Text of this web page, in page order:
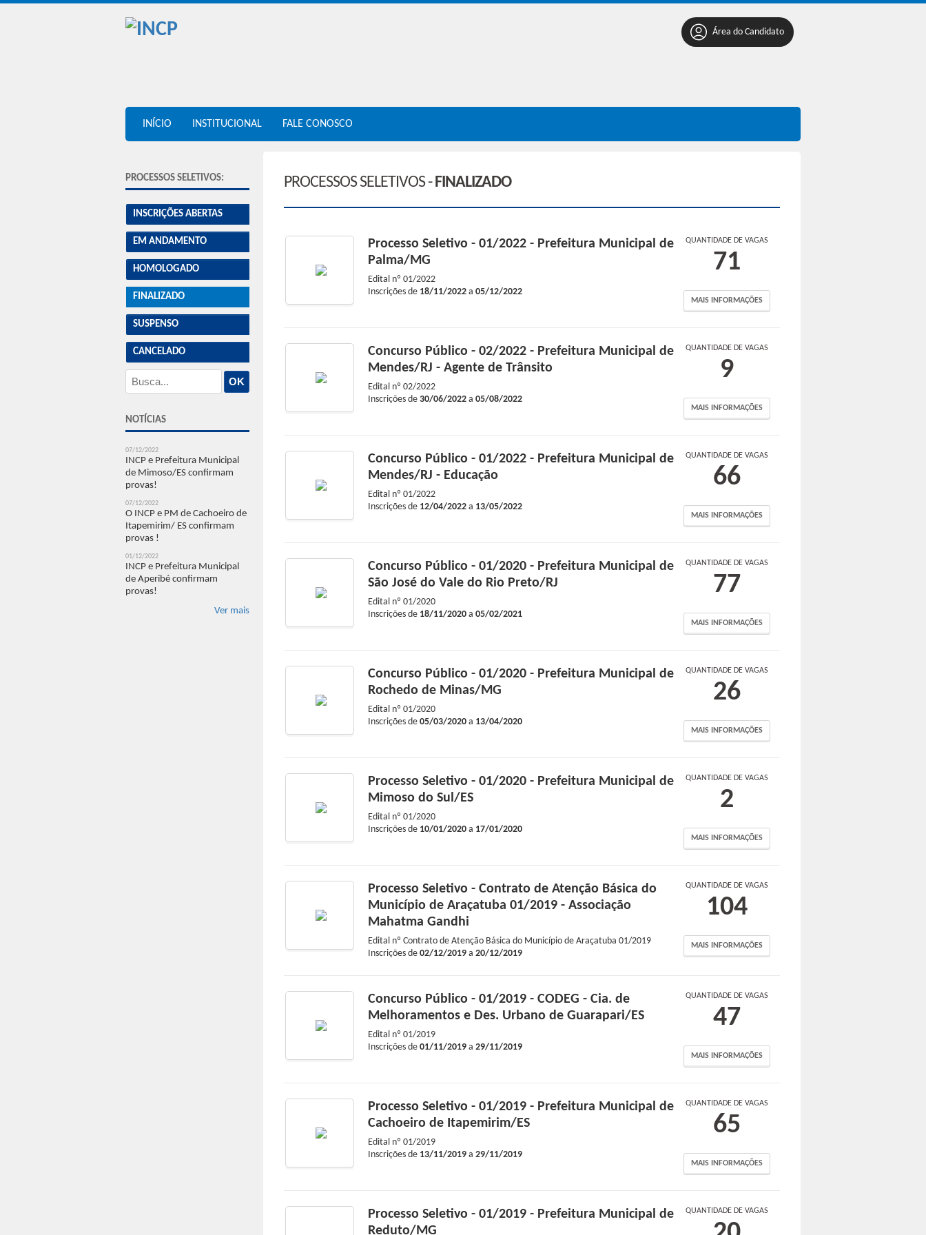
INÍCIO INSTITUCIONAL FALE CONOSCO
Área do Candidato
PROCESSOS SELETIVOS:
INSCRIÇÕES ABERTAS
EM ANDAMENTO
HOMOLOGADO
FINALIZADO
SUSPENSO
CANCELADO
OK
NOTÍCIAS
07/12/2022
INCP e Prefeitura Municipal
de Mimoso/ES confirmam
provas!
07/12/2022
O INCP e PM de Cachoeiro de
Itapemirim/ ES confirmam
provas !
01/12/2022
INCP e Prefeitura Municipal
de Aperibé confirmam
provas!
Ver mais
PROCESSOS SELETIVOS -FINALIZADO
Processo Seletivo - 01/2022 - Prefeitura Municipal de
Palma/MG
Edital nº 01/2022
Inscrições de 18/11/2022 a 05/12/2022
QUANTIDADE DE VAGAS
71
MAIS INFORMAÇÕES
Concurso Público - 02/2022 - Prefeitura Municipal de
Mendes/RJ - Agente de Trânsito
Edital nº 02/2022
Inscrições de 30/06/2022 a 05/08/2022
QUANTIDADE DE VAGAS
9
MAIS INFORMAÇÕES
Concurso Público - 01/2022 - Prefeitura Municipal de
Mendes/RJ - Educação
Edital nº 01/2022
Inscrições de 12/04/2022 a 13/05/2022
QUANTIDADE DE VAGAS
66
MAIS INFORMAÇÕES
Concurso Público - 01/2020 - Prefeitura Municipal de
São José do Vale do Rio Preto/RJ
Edital nº 01/2020
Inscrições de 18/11/2020 a 05/02/2021
QUANTIDADE DE VAGAS
77
MAIS INFORMAÇÕES
Concurso Público - 01/2020 - Prefeitura Municipal de
Rochedo de Minas/MG
Edital nº 01/2020
Inscrições de 05/03/2020 a 13/04/2020
QUANTIDADE DE VAGAS
26
MAIS INFORMAÇÕES
Processo Seletivo - 01/2020 - Prefeitura Municipal de
Mimoso do Sul/ES
Edital nº 01/2020
Inscrições de 10/01/2020 a 17/01/2020
QUANTIDADE DE VAGAS
2
MAIS INFORMAÇÕES
Processo Seletivo - Contrato de Atenção Básica do
Município de Araçatuba 01/2019 - Associação
Mahatma Gandhi
Edital nº Contrato de Atenção Básica do Município de Araçatuba 01/2019
Inscrições de 02/12/2019 a 20/12/2019
QUANTIDADE DE VAGAS
104
MAIS INFORMAÇÕES
Concurso Público - 01/2019 - CODEG - Cia. de
Melhoramentos e Des. Urbano de Guarapari/ES
Edital nº 01/2019
Inscrições de 01/11/2019 a 29/11/2019
QUANTIDADE DE VAGAS
47
MAIS INFORMAÇÕES
Processo Seletivo - 01/2019 - Prefeitura Municipal de
Cachoeiro de Itapemirim/ES
Edital nº 01/2019
Inscrições de 13/11/2019 a 29/11/2019
QUANTIDADE DE VAGAS
65
MAIS INFORMAÇÕES
Processo Seletivo - 01/2019 - Prefeitura Municipal de
Reduto/MG
QUANTIDADE DE VAGAS